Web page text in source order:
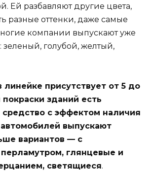
Ей разбавляют другие цвета,
разные оттенки, даже самые
компании выпускают уже
зеленый, голубой, желтый,
линейке присутствует от 5 до
покраски зданий есть
средство с эффектом наличия
выпускают
вариантов — с
глянцевые и
светящиеся.